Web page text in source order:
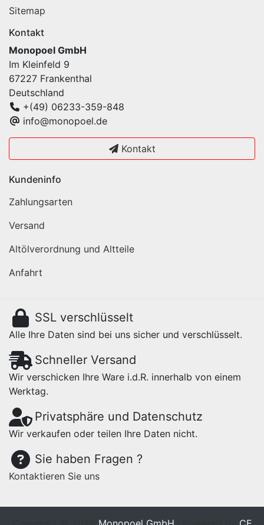
Sitemap
Kontakt
Monopoel GmbH
Im Kleinfeld 9
67227 Frankenthal
Deutschland
+(49) 06233-359-848
info@monopoel.de
Kontakt
Kundeninfo
Zahlungsarten
Versand
Altölverordnung und Altteile
Anfahrt
SSL verschlüsselt
Alle Ihre Daten sind bei uns sicher und verschlüsselt.
Schneller Versand
Wir verschicken Ihre Ware i.d.R. innerhalb von einem
Werktag.
Privatsphäre und Datenschutz
Wir verkaufen oder teilen Ihre Daten nicht.
Sie haben Fragen ?
Kontaktieren Sie uns